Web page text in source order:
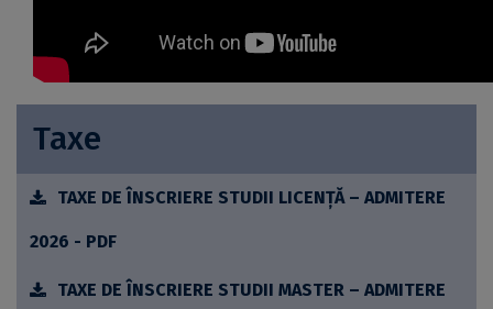
Taxe
TAXE DE ÎNSCRIERE STUDII LICENȚĂ – ADMITERE
2026 - PDF
TAXE DE ÎNSCRIERE STUDII MASTER – ADMITERE